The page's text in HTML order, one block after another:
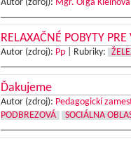
Autor (zdroj): Mgr. Oľga Kleinová
RELAXAČNÉ POBYTY
Autor (zdroj): Pp| Rubriky:
Ďakujeme
Autor (zdroj): Pedagogickí
PODBREZOVÁ
SOCIÁLNA